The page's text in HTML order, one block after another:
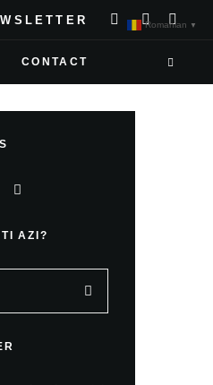
CONTACT
AZI?
Romanian ▼